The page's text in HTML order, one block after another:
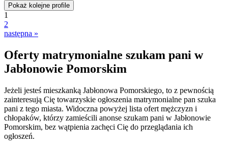
Pokaż kolejne profile
1
2
następna »
Oferty matrymonialne szukam pani w
Jabłonowie Pomorskim
Jeżeli jesteś mieszkanką Jabłonowa Pomorskiego, to z pewnością
zainteresują Cię towarzyskie ogłoszenia matrymonialne pan szuka
pani z tego miasta. Widoczna powyżej lista ofert mężczyzn i
chłopaków, którzy zamieścili anonse szukam pani w Jabłonowie
Pomorskim, bez wątpienia zachęci Cię do przeglądania ich
ogłoszeń.